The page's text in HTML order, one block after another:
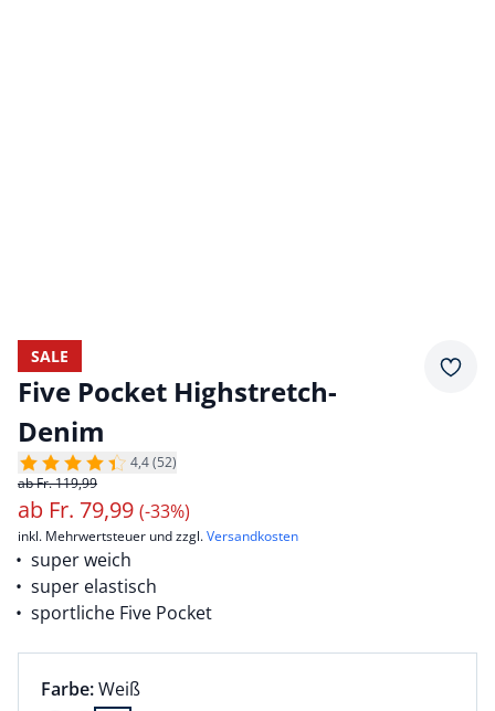
SALE
Five Pocket Highstretch-
Denim
4,4 (52)
ab Fr. 119,99
ab Fr. 79,99 (-33%)
inkl. Mehrwertsteuer und zzgl.Versandkosten
super weich
super elastisch
sportliche Five Pocket
Farbauswahl:
Farbe:aktuell ausgewählt:
Weiß